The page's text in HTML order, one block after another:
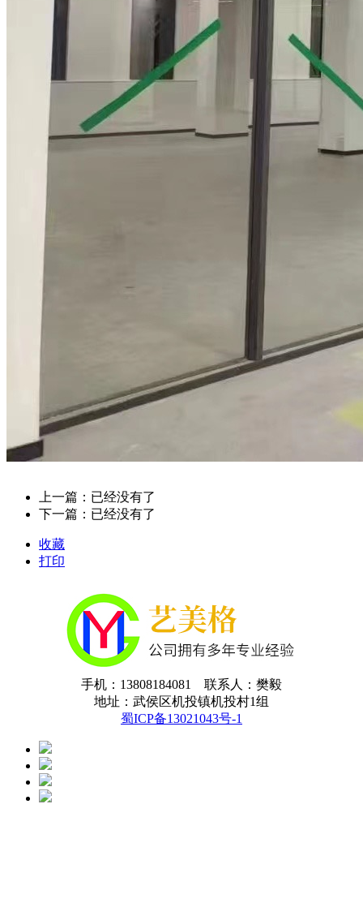
上一篇：已经没有了
下一篇：已经没有了
收藏
打印
手机：13808184081 联系人：樊毅
地址：武侯区机投镇机投村1组
蜀ICP备13021043号-1